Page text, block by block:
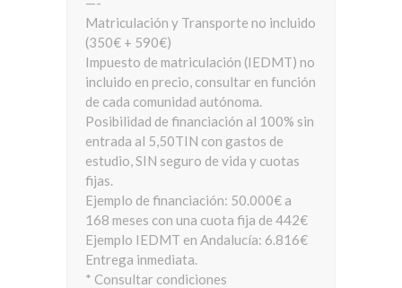
Matriculación y Transporte no incluido
(350€ + 590€)
Impuesto de matriculación (IEDMT) no
incluido en precio, consultar en función
de cada comunidad autónoma.
Posibilidad de financiación al 100% sin
entrada al 5,50TIN con gastos de
estudio, SIN seguro de vida y cuotas
fijas.
Ejemplo de financiación: 50.000€ a
168 meses con una cuota fija de 442€
Ejemplo IEDMT en Andalucía: 6.816€
Entrega inmediata.
* Consultar condiciones